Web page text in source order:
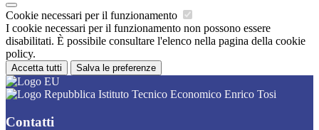
Cookie necessari per il funzionamento
I cookie necessari per il funzionamento non possono essere
disabilitati. È possibile consultare l'elenco nella pagina della cookie
policy.
Accetta tutti Salva le preferenze
Istituto Tecnico Economico Enrico Tosi
Contatti